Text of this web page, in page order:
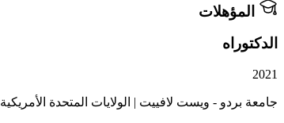
المؤهلات
الدكتوراه
2021
جامعة بردو - ويست لافييت | الولايات المتحدة الأمريكية